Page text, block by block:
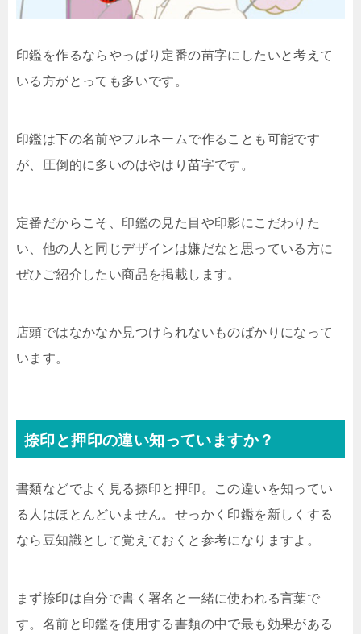
印鑑を作るならやっぱり定番の苗字にしたいと考えて
いる方がとっても多いです。
印鑑は下の名前やフルネームで作ることも可能です
が、圧倒的に多いのはやはり苗字です。
定番だからこそ、印鑑の見た目や印影にこだわりた
い、他の人と同じデザインは嫌だなと思っている方に
ぜひご紹介したい商品を掲載します。
店頭ではなかなか見つけられないものばかりになって
います。
捺印と押印の違い知っていますか？
書類などでよく見る捺印と押印。この違いを知ってい
る人はほとんどいません。せっかく印鑑を新しくする
なら豆知識として覚えておくと参考になりますよ。
まず捺印は自分で書く署名と一緒に使われる言葉で
す。名前と印鑑を使用する書類の中で最も効果がある